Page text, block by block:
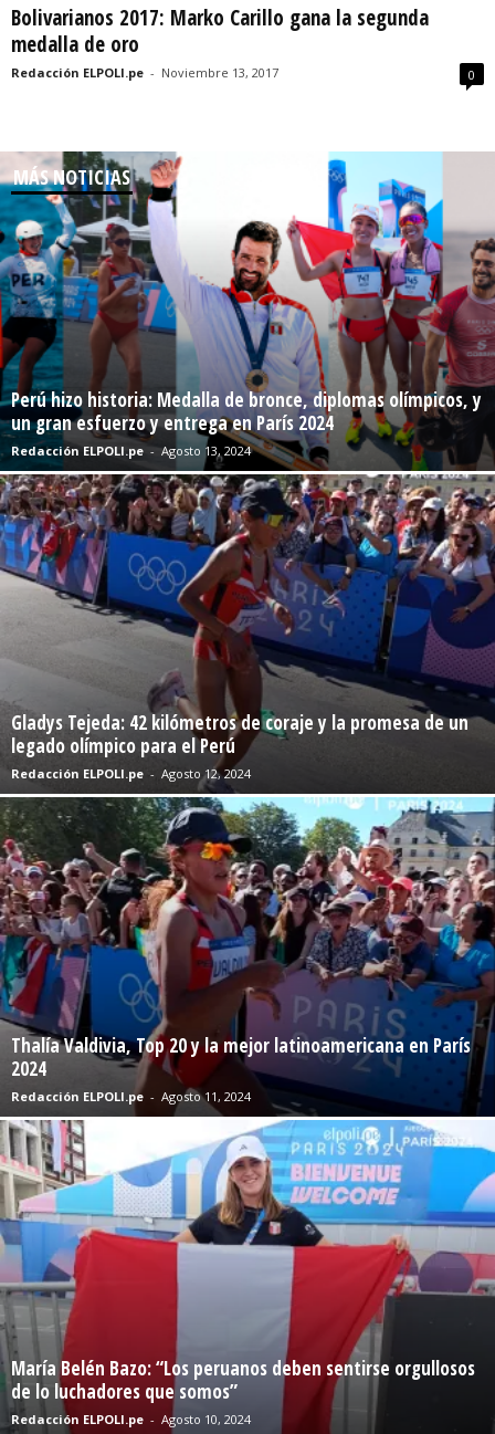
Bolivarianos 2017: Marko Carillo gana la segunda
medalla de oro
Redacción ELPOLI.pe - Noviembre 13, 2017 0
MÁS NOTICIAS
Perú hizo historia: Medalla de bronce, diplomas olímpicos, y
un gran esfuerzo y entrega en París 2024
Redacción ELPOLI.pe - Agosto 13, 2024
Gladys Tejeda: 42 kilómetros de coraje y la promesa de un
legado olímpico para el Perú
Redacción ELPOLI.pe - Agosto 12, 2024
Thalía Valdivia, Top 20 y la mejor latinoamericana en París
2024
Redacción ELPOLI.pe - Agosto 11, 2024
María Belén Bazo: “Los peruanos deben sentirse orgullosos
de lo luchadores que somos”
Redacción ELPOLI.pe - Agosto 10, 2024